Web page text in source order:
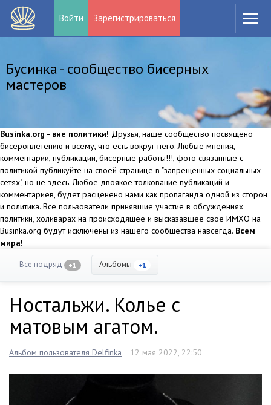
Войти Зарегистрироваться
Бусинка - сообщество бисерных
мастеров
Businka.org - вне политики! Друзья, наше сообщество посвящено
бисероплетению и всему, что есть вокруг него. Любые мнения,
комментарии, публикации, бисерные работы!!!, фото связанные с
политикой публикуйте на своей странице в "запрещенных социальных
сетях", но не здесь. Любое двоякое толкование публикаций и
комментариев, будет расценено нами как пропаганда одной из сторон
и политика. Все пользователи принявшие участие в обсуждениях
политики, холиварах на происходящее и высказавшее свое ИМХО на
Businka.org будут исключены из нашего сообщества навсегда. Всем
мира!
Все подряд +1 Альбомы +1
Ностальжи. Колье с
матовым агатом.
Альбом пользователя Delfinka 12 мая 2022, 22:50